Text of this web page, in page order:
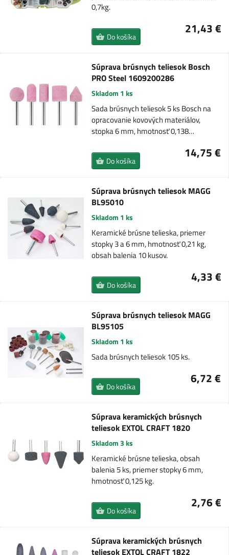
0,7kg.
21,43 €
Do košíka
Súprava brúsnych teliesok Bosch
PRO Steel 1609200286
Skladom 1 ks
Sada brúsnych teliesok 5 ks Bosch na
opracovanie kovových materiálov,
stopka 6 mm, hmotnosť 0,138…
14,75 €
Do košíka
Súprava brúsnych teliesok MAGG
BL95010
Skladom 1 ks
Keramické brúsne telieska, priemer
stopky 3 a 6 mm, hmotnosť 0,21 kg,
obsah balenia 10 kusov.
4,33 €
Do košíka
Súprava brúsnych teliesok MAGG
BL95105
Skladom 1 ks
Sada brúsnych teliesok 105 ks.
6,72 €
Do košíka
Súprava keramických brúsnych
teliesok EXTOL CRAFT 1820
Skladom 3 ks
Keramické brúsne telieska, obsah
balenia 5 ks, priemer stopky 6 mm,
hmotnosť 0,125 kg.
2,76 €
Do košíka
Súprava keramických brúsnych
teliesok EXTOL CRAFT 1822